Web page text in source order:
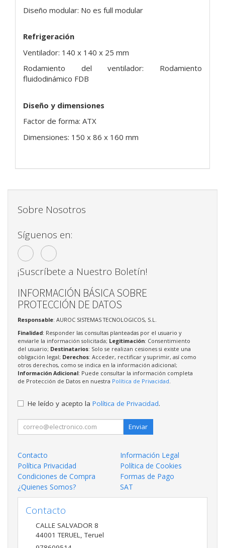
Diseño modular: No es full modular
Refrigeración
Ventilador: 140 x 140 x 25 mm
Rodamiento del ventilador: Rodamiento
fluidodinámico FDB
Diseño y dimensiones
Factor de forma: ATX
Dimensiones: 150 x 86 x 160 mm
Sobre Nosotros
Síguenos en:
¡Suscríbete a Nuestro Boletín!
INFORMACIÓN BÁSICA SOBRE
PROTECCIÓN DE DATOS
Responsable: AUROC SISTEMAS TECNOLOGICOS, S.L.
Finalidad: Responder las consultas planteadas por el usuario y
enviarle la información solicitada; Legitimación: Consentimiento
del usuario; Destinatarios: Solo se realizan cesiones si existe una
obligación legal; Derechos: Acceder, rectificar y suprimir, así como
otros derechos, como se indica en la información adicional;
Información Adicional: Puede consultar la información completa
de Protección de Datos en nuestra Política de Privacidad.
He leído y acepto la Política de Privacidad.
Enviar
Contacto
Información Legal
Política Privacidad
Política de Cookies
Condiciones de Compra
Formas de Pago
¿Quienes Somos?
SAT
Contacto
CALLE SALVADOR 8
44001 TERUEL,Teruel